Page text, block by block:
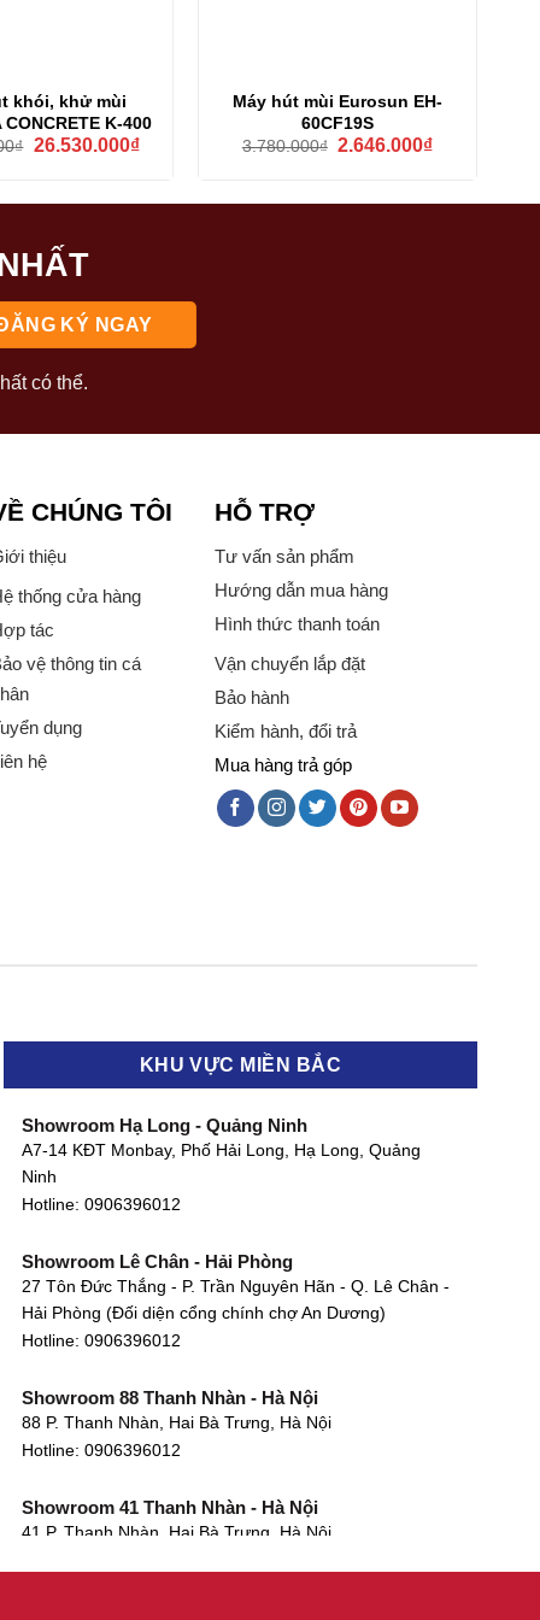
khói, khử mùi
K-400
₫ Giá
26.530.000₫Giá
Máy hút mùi Eurosun EH-
60CF19S
3.780.000₫ Giá
2.646.000₫Giá
có thể.
CHÚNG TÔI
thiệu
thống cửa hàng
tác
vệ thông tin cá
dụng
hệ
HỖ TRỢ
Tư vấn sản phẩm
Hướng dẫn mua hàng
Hình thức thanh toán
Vận chuyển lắp đặt
Bảo hành
Kiểm hành, đổi trả
Mua hàng trả góp
KHU VỰC MIỀN BẮC
Showroom Hạ Long - Quảng Ninh
A7-14 KĐT Monbay, Phố Hải Long, Hạ Long, Quảng
Ninh
Hotline: 0906396012
Showroom Lê Chân - Hải Phòng
27 Tôn Đức Thắng - P. Trần Nguyên Hãn - Q. Lê Chân -
Hải Phòng (Đối diện cổng chính chợ An Dương)
Hotline: 0906396012
Showroom 88 Thanh Nhàn - Hà Nội
88 P. Thanh Nhàn, Hai Bà Trưng, Hà Nội
Hotline: 0906396012
Showroom 41 Thanh Nhàn - Hà Nội
41 P. Thanh Nhàn, Hai Bà Trưng, Hà Nội